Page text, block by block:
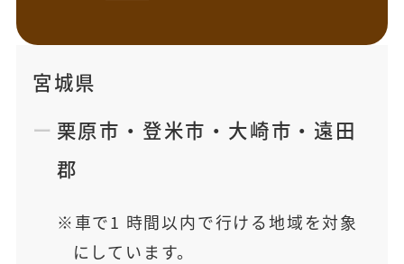
宮城県
栗原市 ・ 登米市 ・ 大崎市 ・ 遠田
郡
車で1 時間以内で行ける地域を対象
にしています。